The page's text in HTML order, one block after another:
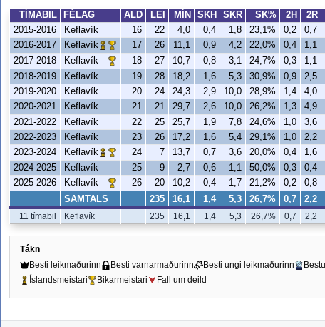
TÍMABIL FÉLAG ALD LEI MÍN SKH SKR SK% 2H 2R
2015-2016
Keflavík 16 22 4,0 0,4 1,8 23,1% 0,2 0,7
2016-2017
Keflavík 17 26 11,1 0,9 4,2 22,0% 0,4 1,1
2017-2018
Keflavík 18 27 10,7 0,8 3,1 24,7% 0,3 1,1
2018-2019
Keflavík 19 28 18,2 1,6 5,3 30,9% 0,9 2,5
2019-2020
Keflavík 20 24 24,3 2,9 10,0 28,9% 1,4 4,0
2020-2021
Keflavík 21 21 29,7 2,6 10,0 26,2% 1,3 4,9
2021-2022
Keflavík 22 25 25,7 1,9 7,8 24,6% 1,0 3,6
2022-2023
Keflavík 23 26 17,2 1,6 5,4 29,1% 1,0 2,2
2023-2024
Keflavík 24 7 13,7 0,7 3,6 20,0% 0,4 1,6
2024-2025
Keflavík 25 9 2,7 0,6 1,1 50,0% 0,3 0,4
2025-2026
Keflavík 26 20 10,2 0,4 1,7 21,2% 0,2 0,8
SAMTALS 235 16,1 1,4 5,3 26,7% 0,7 2,2
11 tímabil Keflavík 235 16,1 1,4 5,3 26,7% 0,7 2,2
Tákn
Besti leikmaðurinn
Besti varnarmaðurinn Besti ungi leikmaðurinn
Íslandsmeistari
Bikarmeistari Fall um deild